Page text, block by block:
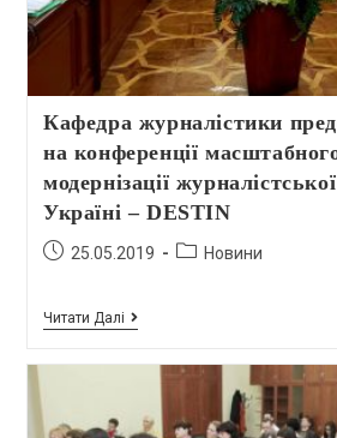
Кафедра журналістики
на конференції
модернізації
Україні – DESTIN
25.05.2019 Новини
Читати Далі